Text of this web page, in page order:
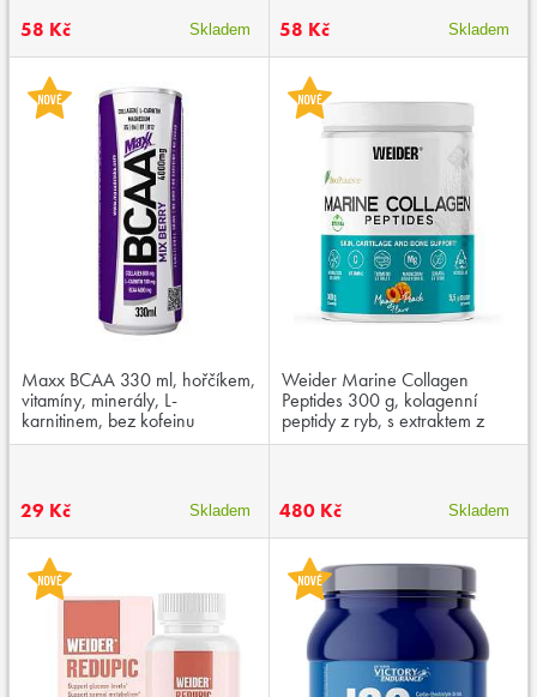
58 Kč Skladem 58 Kč Skladem
Maxx BCAA 330 ml, hořčíkem,
vitamíny, minerály, L-
karnitinem, bez kofeinu
29 Kč Skladem
Weider Marine Collagen
Peptides 300 g, kolagenní
peptidy z ryb, s extraktem z
kurkumy a černého pepře,
480 Kč
Skladem